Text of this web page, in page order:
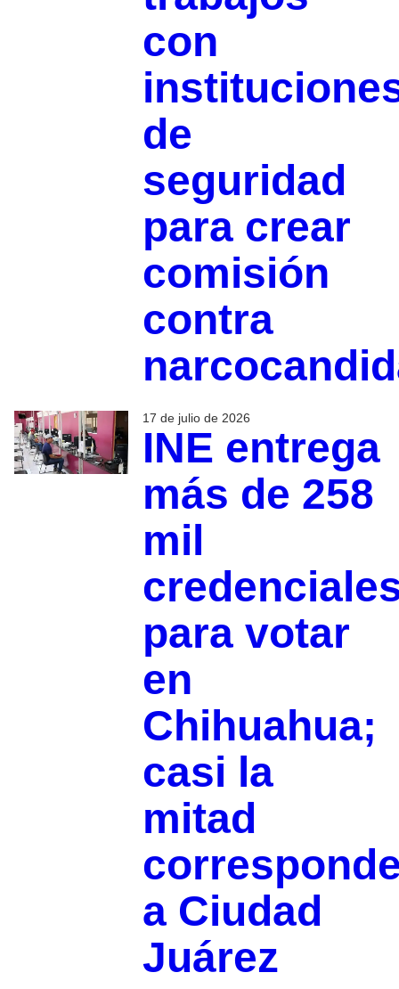
con
de
seguridad
para crear
comisión
contra
17 de julio de 2026
INE entrega
más de 258
mil
para votar
en
Chihuahua;
casi la
mitad
a Ciudad
Juárez